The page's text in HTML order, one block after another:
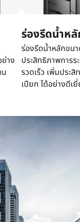
าง
ร่องรีดน้ำห
ร่องรีดน้ำหลักขน
ประสิทธิภาพการ
รวดเร็ว เพิ่มปร
เปียก ได้อย่างดีเ